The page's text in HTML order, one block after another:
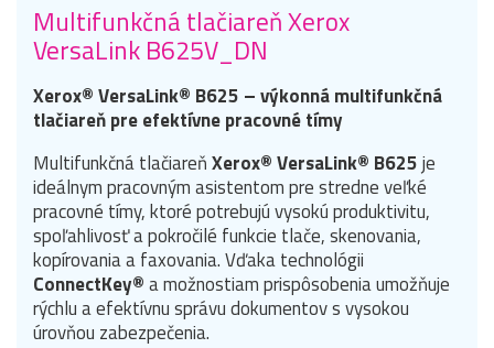
Multifunkčná tlačiareň Xerox
VersaLink B625V_DN
Xerox® VersaLink® B625 – výkonná multifunkčná
tlačiareň pre efektívne pracovné tímy
Multifunkčná tlačiareňXerox® VersaLink® B625je
ideálnym pracovným asistentom pre stredne veľké
pracovné tímy, ktoré potrebujú vysokú produktivitu,
spoľahlivosť a pokročilé funkcie tlače, skenovania,
kopírovania a faxovania. Vďaka technológii
ConnectKey®a možnostiam prispôsobenia umožňuje
rýchlu a efektívnu správu dokumentov s vysokou
úrovňou zabezpečenia.